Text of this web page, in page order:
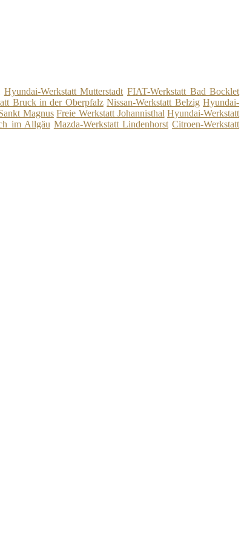
Hyundai-Werkstatt Mutterstadt FIAT-Werkstatt Bad Bocklet
Bruck in der Oberpfalz Nissan-Werkstatt Belzig Hyundai-
Magnus Freie Werkstatt Johannisthal Hyundai-Werkstatt
im Allgäu Mazda-Werkstatt Lindenhorst Citroen-Werkstatt